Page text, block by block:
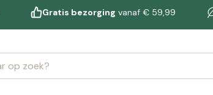
Gratis bezorging vanaf € 59,99